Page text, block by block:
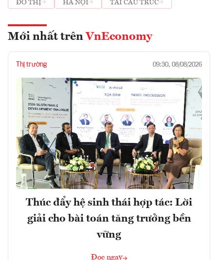
ĐÔ THỊ HÀ NỘI TÁI CẤU TRÚC
Mới nhất trên VnEconomy
Thị trường 09:30, 08/08/2026
Thúc đẩy hệ sinh thái hợp tác: Lời
giải cho bài toán tăng trưởng bền
vững
Đọc ngay